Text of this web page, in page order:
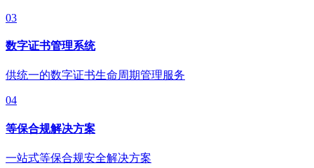
03
数字证书管理系统
供统一的数字证书生命周期管理服务
04
等保合规解决方案
一站式等保合规安全解决方案